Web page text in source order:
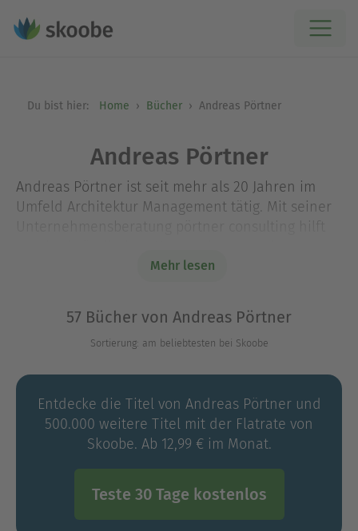
Du bist hier: Home Bücher Andreas Pörtner
Andreas Pörtner
Andreas Pörtner ist seit mehr als 20 Jahren im
Umfeld Architektur Management tätig. Mit seiner
internationalen Konzernen bei der digitalen
geeigneter Software-Lösungen. Er studierte
internationale Betriebswirtschaftslehre und
Medieninformatik. Zusätzlich gründete er die
internationalen Anbieter von Digital-
Weiterbildungen und -Zertifizierungen. Für
individuelle Beratungen, Seminare und Projekte
steht Andreas Pörtner auf Anfrage zur Verfügung.
Mehr lesen
57 Bücher von Andreas Pörtner
Sortierung: am beliebtesten bei Skoobe
Entdecke die Titel von Andreas Pörtner und
500.000 weitere Titel mit der Flatrate von
Skoobe. Ab 12,99 € im Monat.
Teste 30 Tage kostenlos